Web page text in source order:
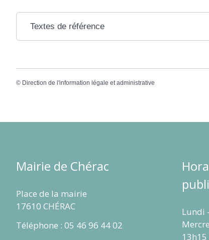
Textes de référence
© Direction de l'information légale et administrative
Mairie de Chérac
Place de la mairie
17610 CHÉRAC
Téléphone : 05 46 96 44 02
Lundi